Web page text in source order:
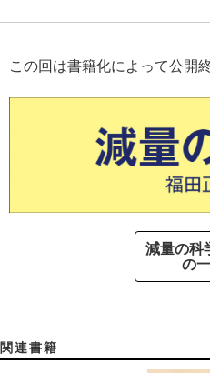
この回は書籍化によって公開
減量の科
の
関連書籍